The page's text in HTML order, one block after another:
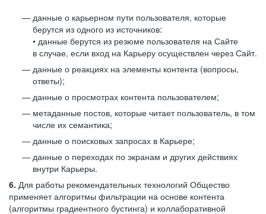
данные о карьерном пути пользователя, которые
берутся из одного из источников:
• данные берутся из резюме пользователя на Сайте
в случае, если вход на Карьеру осуществлен через Сайт.
данные о реакциях на элементы контента (вопросы,
ответы);
данные о просмотрах контента пользователем;
метаданные постов, которые читает пользователь, в том
числе их семантика;
данные о поисковых запросах в Карьере;
данные о переходах по экранам и других действиях
внутри Карьеры.
6. Для работы рекомендательных технологий Общество
применяет алгоритмы фильтрации на основе контента
(алгоритмы градиентного бустинга) и коллаборативной